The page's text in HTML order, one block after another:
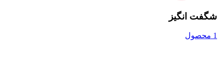
شگفت انگیز
1 محصول